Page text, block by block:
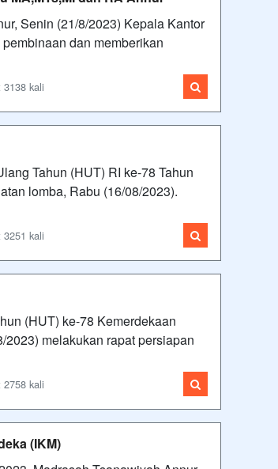
Senin (21/8/2023) Kepala Kantor
dan memberikan
kali
Tahun (HUT) RI ke-78 Tahun
lomba, Rabu (16/08/2023).
kali
(HUT) ke-78 Kemerdekaan
melakukan rapat persiapan
kali
(IKM)